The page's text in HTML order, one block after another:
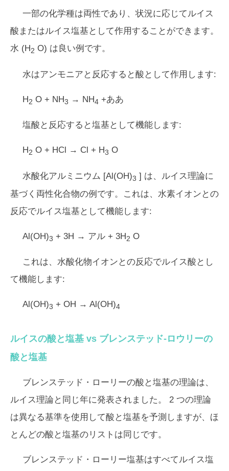
一部の化学種は両性であり、状況に応じてルイス
酸またはルイス塩基として作用することができます。
水 (H2 O) は良い例です。
水はアンモニアと反応すると酸として作用します:
H2 O + NH3 → NH4 +ああ
塩酸と反応すると塩基として機能します:
H2 O + HCl → Cl + H3 O
水酸化アルミニウム [Al(OH)3 ] は、ルイス理論に
基づく両性化合物の例です。これは、水素イオンとの
反応でルイス塩基として機能します:
Al(OH)3 + 3H → アル + 3H2 O
これは、水酸化物イオンとの反応でルイス酸とし
て機能します:
Al(OH)3 + OH → Al(OH)4
ルイスの酸と塩基 vs ブレンステッド-ロウリーの
酸と塩基
ブレンステッド・ローリーの酸と塩基の理論は、
ルイス理論と同じ年に発表されました。 2 つの理論
は異なる基準を使用して酸と塩基を予測しますが、ほ
とんどの酸と塩基のリストは同じです。
ブレンステッド・ローリー塩基はすべてルイス塩